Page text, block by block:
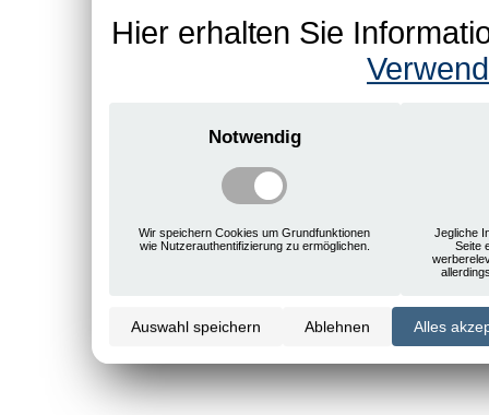
Hier erhalten Sie
Notwendig
Wir speichern Cookies um Grundfunktionen
wie Nutzerauthentifizierung zu ermöglichen.
Jegliche
Seite
Auswahl speichern Ablehnen Alles